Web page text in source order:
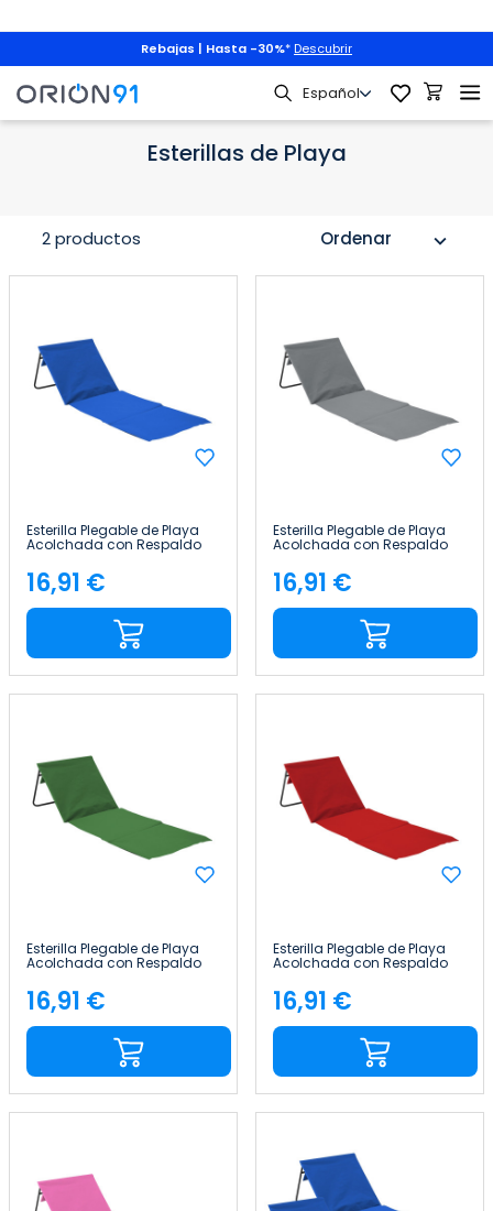
Rebajas | Hasta -30%* Descubrir
Jardín y Terraza Esterillas de Playa
Esterillas de Playa
Ordenar expand_more
2 productos
Esterilla Plegable de Playa
Acolchada con Respaldo
149.5x50.5x42cm Thinia
Home
Precio
16,91 €
Esterilla Plegable de Playa
Acolchada con Respaldo
149.5x50.5x42cm Thinia
Home
Precio
16,91 €
Esterilla Plegable de Playa
Acolchada con Respaldo
149.5x50.5x42cm Thinia
Home
Precio
16,91 €
Esterilla Plegable de Playa
Acolchada con Respaldo
149.5x50.5x42cm Thinia
Home
Precio
16,91 €